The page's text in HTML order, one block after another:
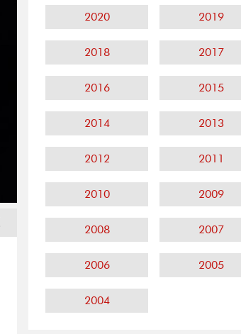
2020 2019
2018 2017
2016 2015
2014 2013
2012 2011
2010 2009
2008 2007
2006 2005
2004